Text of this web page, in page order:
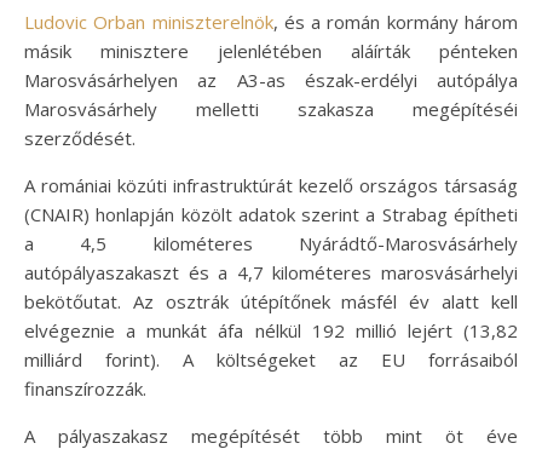
Ludovic Orban miniszterelnök, és a román kormány három
másik minisztere jelenlétében aláírták pénteken
Marosvásárhelyen az A3-as észak-erdélyi autópálya
Marosvásárhely melletti szakasza megépítéséi
szerződését.
A romániai közúti infrastruktúrát kezelő országos társaság
(CNAIR) honlapján közölt adatok szerint a Strabag építheti
a 4,5 kilométeres Nyárádtő-Marosvásárhely
autópályaszakaszt és a 4,7 kilométeres marosvásárhelyi
bekötőutat. Az osztrák útépítőnek másfél év alatt kell
elvégeznie a munkát áfa nélkül 192 millió lejért (13,82
milliárd forint). A költségeket az EU forrásaiból
finanszírozzák.
A pályaszakasz megépítését több mint öt éve